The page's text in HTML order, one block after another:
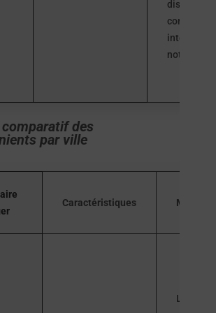
dispose
notable.
comparatif des
par ville
Caractéristiques Murcia
Les prix